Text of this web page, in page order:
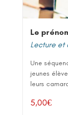
Le
Lecture et
Une
jeunes
leurs
5,00€